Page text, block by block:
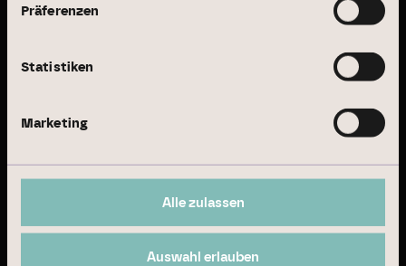
Präferenzen
Statistiken
Marketing
Alle zulassen
Auswahl erlauben
Geschäftsfelder
Immobilienmanagement
Transaktionsmanagement